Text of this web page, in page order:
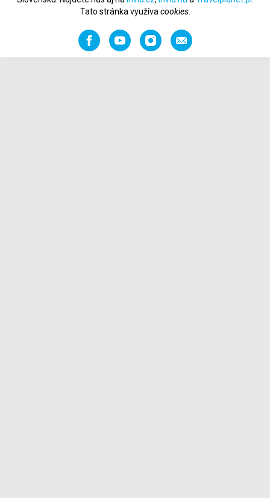
Tato stránka využíva cookies.
FacebookYouTubeInstagramOdporučiť